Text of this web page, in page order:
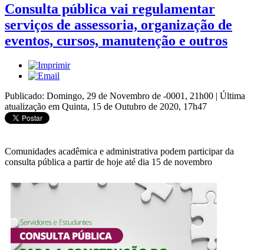
Consulta pública vai regulamentar
serviços de assessoria, organização de
eventos, cursos, manutenção e outros
Publicado: Domingo, 29 de Novembro de -0001, 21h00 | Última
atualização em Quinta, 15 de Outubro de 2020, 17h47
Comunidades acadêmica e administrativa podem participar da
consulta pública a partir de hoje até dia 15 de novembro